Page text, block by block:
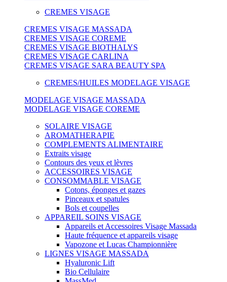
CREMES VISAGE
CREMES VISAGE MASSADA
CREMES VISAGE COREME
CREMES VISAGE BIOTHALYS
CREMES VISAGE CARLINA
CREMES VISAGE SARA BEAUTY SPA
CREMES/HUILES MODELAGE VISAGE
MODELAGE VISAGE MASSADA
MODELAGE VISAGE COREME
SOLAIRE VISAGE
AROMATHERAPIE
COMPLEMENTS ALIMENTAIRE
Extraits visage
Contours des yeux et lèvres
ACCESSOIRES VISAGE
CONSOMMABLE VISAGE
Cotons, éponges et gazes
Pinceaux et spatules
Bols et coupelles
APPAREIL SOINS VISAGE
Appareils et Accessoires Visage Massada
Haute fréquence et appareils visage
Vapozone et Lucas Championnière
LIGNES VISAGE MASSADA
Hyaluronic Lift
Bio Cellulaire